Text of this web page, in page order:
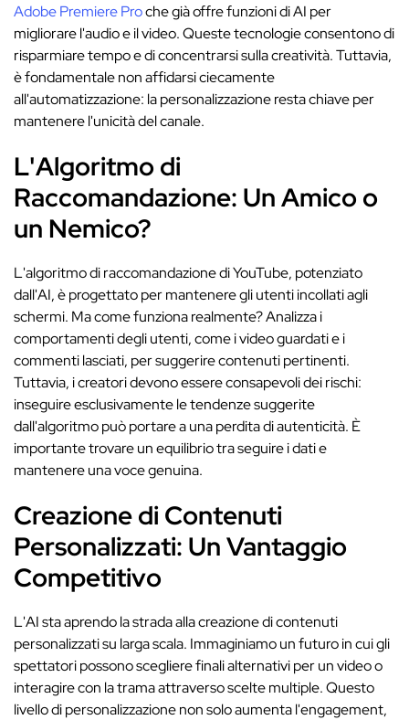
Adobe Premiere Proche già offre funzioni di AI per
migliorare l'audio e il video. Queste tecnologie consentono di
risparmiare tempo e di concentrarsi sulla creatività. Tuttavia,
è fondamentale non affidarsi ciecamente
all'automatizzazione: la personalizzazione resta chiave per
mantenere l'unicità del canale.
L'Algoritmo di
Raccomandazione: Un Amico o
un Nemico?
L'algoritmo di raccomandazione di YouTube, potenziato
dall'AI, è progettato per mantenere gli utenti incollati agli
schermi. Ma come funziona realmente? Analizza i
comportamenti degli utenti, come i video guardati e i
commenti lasciati, per suggerire contenuti pertinenti.
Tuttavia, i creatori devono essere consapevoli dei rischi:
inseguire esclusivamente le tendenze suggerite
dall'algoritmo può portare a una perdita di autenticità. È
importante trovare un equilibrio tra seguire i dati e
mantenere una voce genuina.
Creazione di Contenuti
Personalizzati: Un Vantaggio
Competitivo
L'AI sta aprendo la strada alla creazione di contenuti
personalizzati su larga scala. Immaginiamo un futuro in cui gli
spettatori possono scegliere finali alternativi per un video o
interagire con la trama attraverso scelte multiple. Questo
livello di personalizzazione non solo aumenta l'engagement,